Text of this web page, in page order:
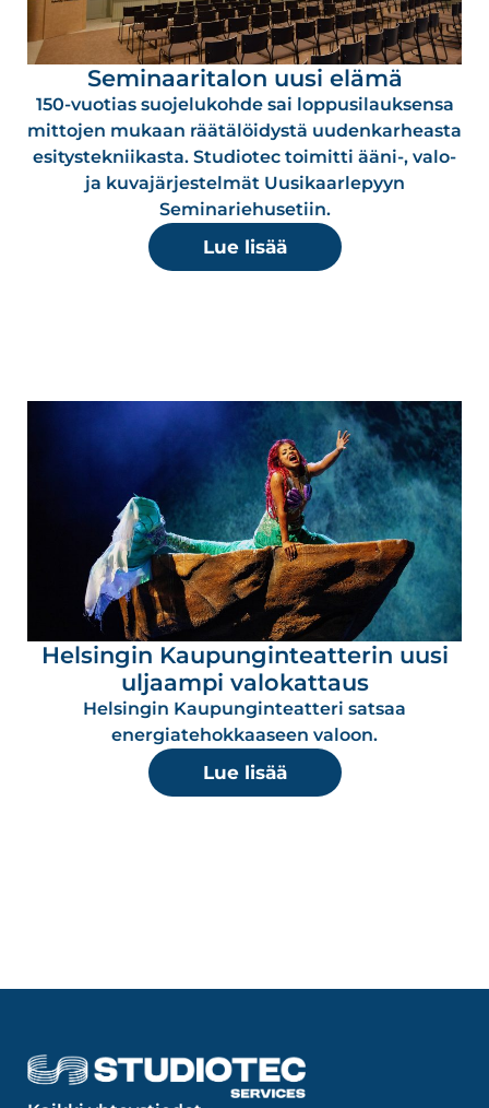
Seminaaritalon uusi elämä
150-vuotias suojelukohde sai loppusilauksensa
mittojen mukaan räätälöidystä uudenkarheasta
esitystekniikasta. Studiotec toimitti ääni-, valo-
ja kuvajärjestelmät Uusikaarlepyyn
Seminariehusetiin.
Lue lisää
Helsingin Kaupunginteatterin uusi
uljaampi valokattaus
Helsingin Kaupunginteatteri satsaa
energiatehokkaaseen valoon.
Lue lisää